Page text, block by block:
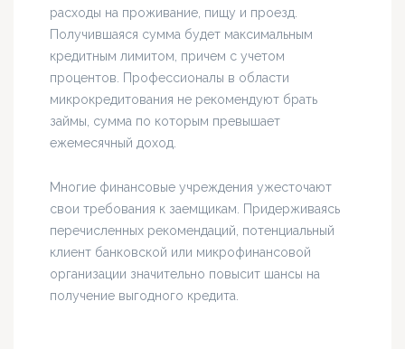
расходы на проживание, пищу и проезд.
Получившаяся сумма будет максимальным
кредитным лимитом, причем с учетом
процентов. Профессионалы в области
микрокредитования не рекомендуют брать
займы, сумма по которым превышает
ежемесячный доход.
Многие финансовые учреждения ужесточают
свои требования к заемщикам. Придерживаясь
перечисленных рекомендаций, потенциальный
клиент банковской или микрофинансовой
организации значительно повысит шансы на
получение выгодного кредита.